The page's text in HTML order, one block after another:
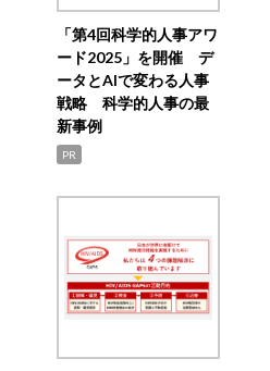
「第4回科学的人事アワ
ード2025」を開催 デ
ータとAIで変わる人事
戦略 科学的人事の最
新事例
PR